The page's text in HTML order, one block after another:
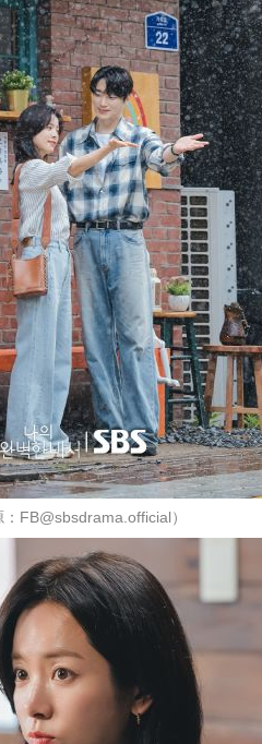
FB@sbsdrama.official）